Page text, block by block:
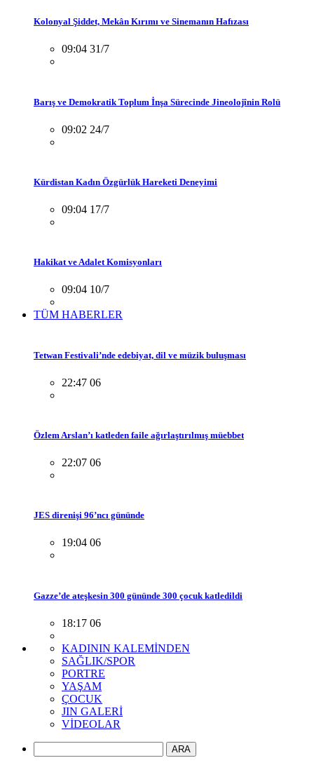
Kolonyal Şiddet, Mekân Kırımı ve Sinemanın Hafızası
09:04 31/7
Barış ve Demokratik Toplum İnşa Sürecinde Jineolojînin Rolü
09:02 24/7
Kürdistan Kadın Özgürlük Hareketi Deneyimi
09:04 17/7
Hakikat ve Adalet Komisyonları
09:04 10/7
TÜM HABERLER
Tetwan Festivali’nde edebiyat, dil ve müzik buluşması
22:47 06
Özlem Arslan’ı katleden faile ağırlaştırılmış müebbet
22:07 06
JES direnişi 96’ncı gününde
19:04 06
Gazze’de ateşkesin 300 gününde 300 çocuk katledildi
18:17 06
KADININ KALEMİNDEN
SAĞLIK/SPOR
PORTRE
YAŞAM
ÇOCUK
JIN GALERİ
VİDEOLAR
ARA